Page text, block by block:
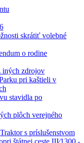
skrátiť volebné
o rodine
iných zdrojov
pri kaštieli v
stavidla po
plôch verejného
s príslušenstvom
štátnej ceste III⁄1300 -